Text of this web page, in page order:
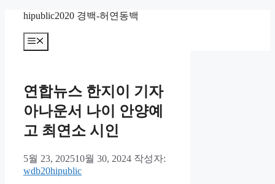
hipublic2020 경백-허연동백
메
뉴
연합뉴스 한지이 기자
아나운서 나이 안양예
고 최연소 시인
5월 23, 202510월 30, 2024 작성자:
wdb20hipublic